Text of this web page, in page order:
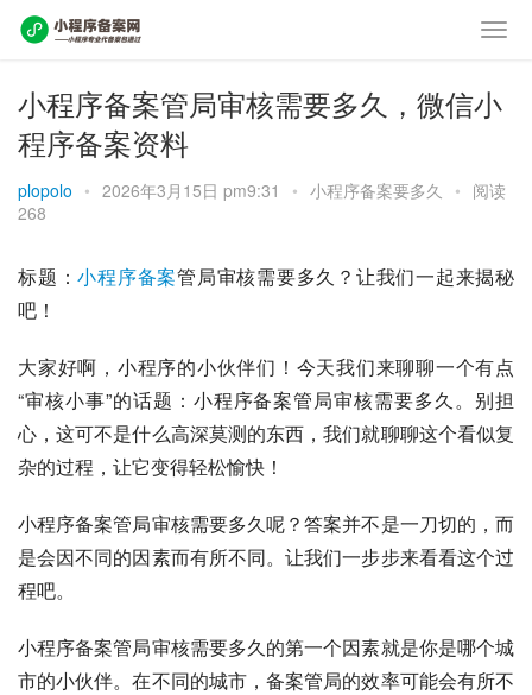
小程序备案管局审核需要多久，微信小
程序备案资料
plopolo • 2026年3月15日 pm9:31 • 小程序备案要多久 • 阅读
268
标题：小程序备案管局审核需要多久？让我们一起来揭秘
吧！
大家好啊，小程序的小伙伴们！今天我们来聊聊一个有点
“审核小事”的话题：小程序备案管局审核需要多久。别担
心，这可不是什么高深莫测的东西，我们就聊聊这个看似复
杂的过程，让它变得轻松愉快！
小程序备案管局审核需要多久呢？答案并不是一刀切的，而
是会因不同的因素而有所不同。让我们一步步来看看这个过
程吧。
小程序备案管局审核需要多久的第一个因素就是你是哪个城
市的小伙伴。在不同的城市，备案管局的效率可能会有所不